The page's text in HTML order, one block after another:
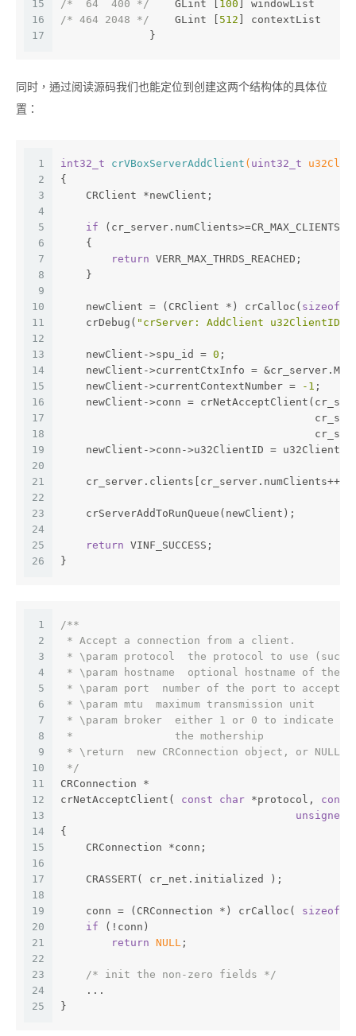
15
16
17
/*  64  400 */
    GLint [
100 ] windowList
/* 464 2048 */
    GLint [
512 ] contextList
              }
同时，通过阅读源码我们也能定位到创建这两个结构体的具体位
置：
1
2
3
4
5
6
7
8
9
10
11
12
13
14
15
16
17
18
19
20
21
22
23
24
25
26
int32_t crVBoxServerAddClient ( uint32_t
{
    CRClient *newClient;
if (cr_server.numClients>=CR_MAX_CLIENTS)
    {
return VERR_MAX_THRDS_REACHED;
    }
    newClient = (CRClient *) crCalloc(
sizeof
    crDebug(
"crServer: AddClient
    newClient->spu_id =
0 ;
newClient->currentCtxInfo =
    newClient->currentContextNumber =
-1 ;
newClient->conn =
newClient->conn->u32ClientID =
cr_server.clients[cr_server.numClients++]
    crServerAddToRunQueue(newClient);
return VINF_SUCCESS;
}
1
2
3
4
5
6
7
8
9
10
11
12
13
14
15
16
17
18
19
20
21
22
23
24
25
/**
* Accept a connection from a client.
* \param protocol  the protocol to use (such
* \param hostname  optional hostname of the
* \param port  number of the port to accept
* \param mtu  maximum transmission unit
* \param broker  either 1 or 0 to indicate if
*                the mothership
* \return  new CRConnection object, or NULL
*/
CRConnection *
crNetAcceptClient( const char *protocol, const
unsigned
{
    CRConnection *conn;
    CRASSERT( cr_net.initialized );
    conn = (CRConnection *) crCalloc(
sizeof
if (!conn)
return NULL ;
/* init the non-zero fields */
    ...
}